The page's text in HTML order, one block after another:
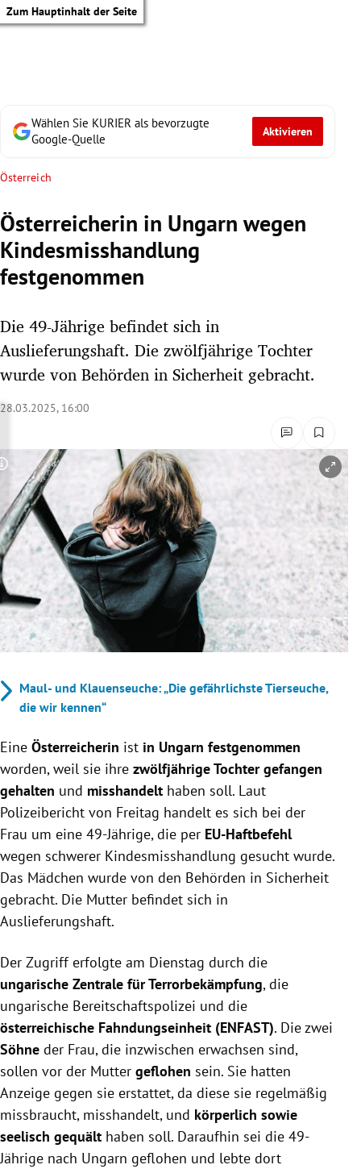
Zum Hauptinhalt der Seite
Untermenü
Untermenü
Untermenü
Untermenü
Untermenü
Untermenü
Untermenü
Untermenü
Untermenü
Wählen Sie KURIER als bevorzugte
Google-Quelle
Aktivieren
Österreich
Österreicherin in Ungarn wegen
Kindesmisshandlung
festgenommen
Die 49-Jährige befindet sich in
Auslieferungshaft. Die zwölfjährige Tochter
wurde von Behörden in Sicherheit gebracht.
28.03.2025, 16:00
Copyright-Hinweis öffnen/schließen
Maul- und Klauenseuche: „Die gefährlichste Tierseuche,
die wir kennen“
Eine Österreicherin ist in Ungarn festgenommen
worden, weil sie ihre zwölfjährige Tochter gefangen
gehalten und misshandelt haben soll. Laut
Polizeibericht von Freitag handelt es sich bei der
Frau um eine 49-Jährige, die per EU-Haftbefehl
wegen schwerer Kindesmisshandlung gesucht wurde.
Das Mädchen wurde von den Behörden in Sicherheit
gebracht. Die Mutter befindet sich in
Auslieferungshaft.
Der Zugriff erfolgte am Dienstag durch die
ungarische Zentrale für Terrorbekämpfung, die
ungarische Bereitschaftspolizei und die
österreichische Fahndungseinheit (ENFAST). Die zwei
Söhne der Frau, die inzwischen erwachsen sind,
sollen vor der Mutter geflohen sein. Sie hatten
Anzeige gegen sie erstattet, da diese sie regelmäßig
missbraucht, misshandelt, und körperlich sowie
seelisch gequält haben soll. Daraufhin sei die 49-
Jährige nach Ungarn geflohen und lebte dort